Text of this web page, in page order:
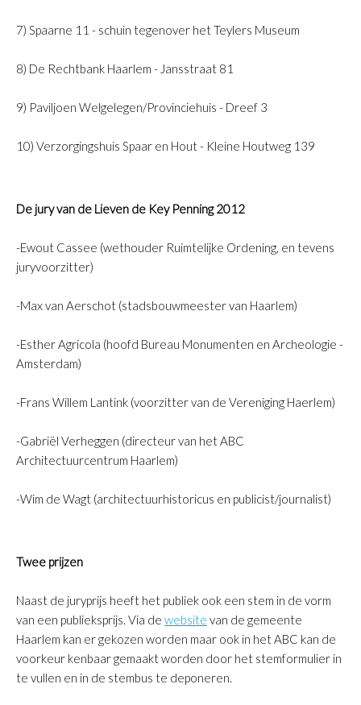
7) Spaarne 11 - schuin tegenover het Teylers Museum
8) De Rechtbank Haarlem - Jansstraat 81
9) Paviljoen Welgelegen/Provinciehuis - Dreef 3
10) Verzorgingshuis Spaar en Hout - Kleine Houtweg 139
De jury van de Lieven de Key Penning 2012
-Ewout Cassee (wethouder Ruimtelijke Ordening, en tevens
juryvoorzitter)
-Max van Aerschot (stadsbouwmeester van Haarlem)
-Esther Agricola (hoofd Bureau Monumenten en Archeologie -
Amsterdam)
-Frans Willem Lantink (voorzitter van de Vereniging Haerlem)
-Gabriël Verheggen (directeur van het ABC
Architectuurcentrum Haarlem)
-Wim de Wagt (architectuurhistoricus en publicist/journalist)
Twee prijzen
Naast de juryprijs heeft het publiek ook een stem in de vorm
van een publieksprijs. Via de website van de gemeente
Haarlem kan er gekozen worden maar ook in het ABC kan de
voorkeur kenbaar gemaakt worden door het stemformulier in
te vullen en in de stembus te deponeren.